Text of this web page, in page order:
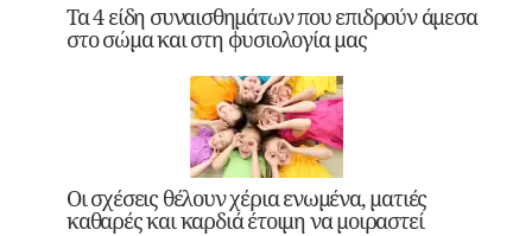
Τα 4 είδη συναισθημάτων που επιδρούν άμεσα
στο σώμα και στη φυσιολογία μας
Οι σχέσεις θέλουν χέρια ενωμένα, ματιές
καθαρές και καρδιά έτοιμη να μοιραστεί